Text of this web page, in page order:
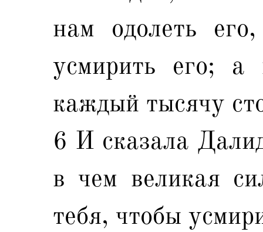
нам одолеть
усмирить его;
каждый тысячу
6 И сказала
в чем великая
тебя, чтобы